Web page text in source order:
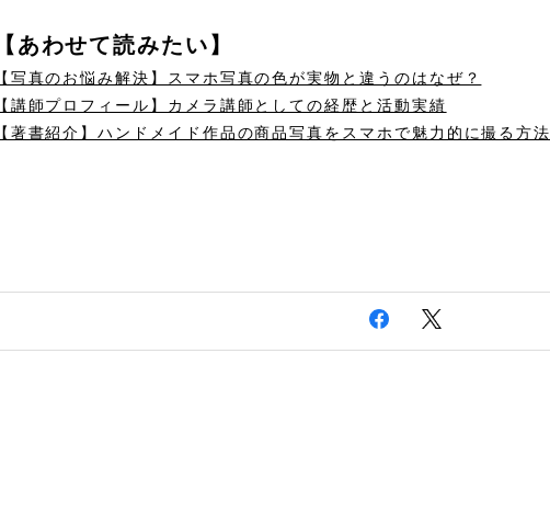
【あわせて読みたい】
【写真のお悩み解決】スマホ写真の色が実物と違うのはなぜ？
【講師プロフィール】カメラ講師としての経歴と活動実績
【著書紹介】ハンドメイド作品の商品写真をスマホで魅力的に撮る方法